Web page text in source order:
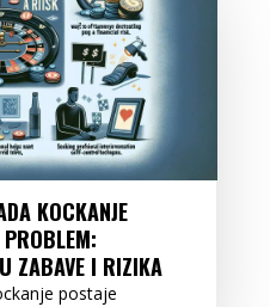
KOCKANJE
ZABAVE I RIZIKA
postaje